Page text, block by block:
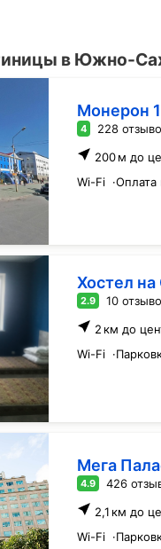
в Южно-
Монерон 1
4 228
200 м до
Wi-Fi ·Оплата
Хостел на
2.9 10
2 км до
Wi-Fi ·
Мега
4.9 426
2,1 км до
Wi-Fi ·